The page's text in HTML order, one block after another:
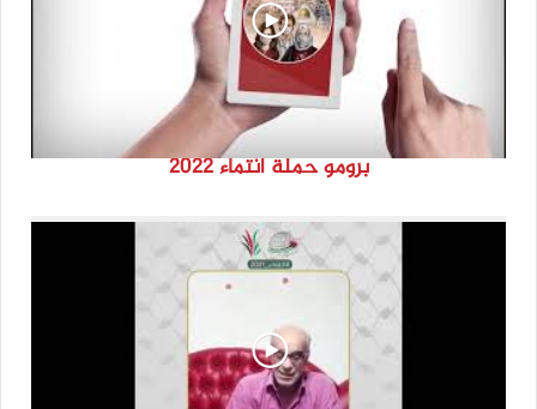
برومو حملة انتماء 2022